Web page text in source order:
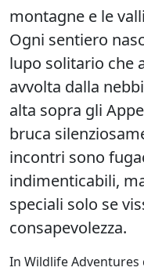
montagne e le
Ogni sentiero
lupo solitario che
avvolta dalla
alta sopra gli
bruca
incontri sono
indimenticabili,
speciali solo se
consapevolezza.
In Wildlife